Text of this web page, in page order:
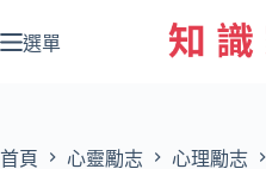
至
容
選單
首頁 心靈勵志
心理勵志